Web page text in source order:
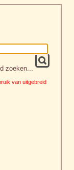
zoeken...
van uitgebreid